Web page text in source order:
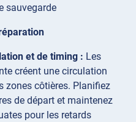
sauvegarde
et de timing : Les
créent une circulation
zones côtières. Planifiez
de départ et maintenez
pour les retards